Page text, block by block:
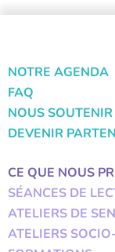
NOTRE AGENDA
FAQ
NOUS SOUTENIR
DEVENIR
CE QUE NOUS
SÉANCES DE
ATELIERS DE
ATELIERS